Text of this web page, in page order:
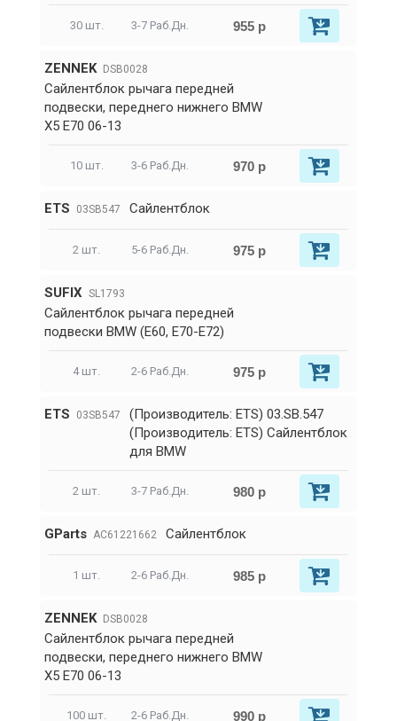
30 шт. 3-7 Раб.Дн. 955 р
ZENNEK DSB0028
Сайлентблок рычага передней
подвески, переднего нижнего BMW
X5 E70 06-13
10 шт. 3-6 Раб.Дн. 970 р
ETS 03SB547 Сайлентблок
2 шт. 5-6 Раб.Дн. 975 р
SUFIX SL1793
Сайлентблок рычага передней
подвески BMW (E60, E70-E72)
4 шт. 2-6 Раб.Дн. 975 р
ETS 03SB547
(Производитель: ETS) 03.SB.547
(Производитель: ETS) Сайлентблок
для BMW
2 шт. 3-7 Раб.Дн. 980 р
GParts AC61221662 Сайлентблок
1 шт. 2-6 Раб.Дн. 985 р
ZENNEK DSB0028
Сайлентблок рычага передней
подвески, переднего нижнего BMW
X5 E70 06-13
100 шт. 2-6 Раб.Дн. 990 р